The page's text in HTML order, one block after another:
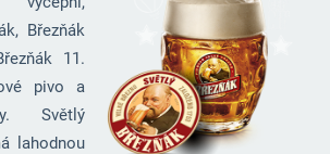
Březňák
11.
pivo a
Světlý
lahodnou